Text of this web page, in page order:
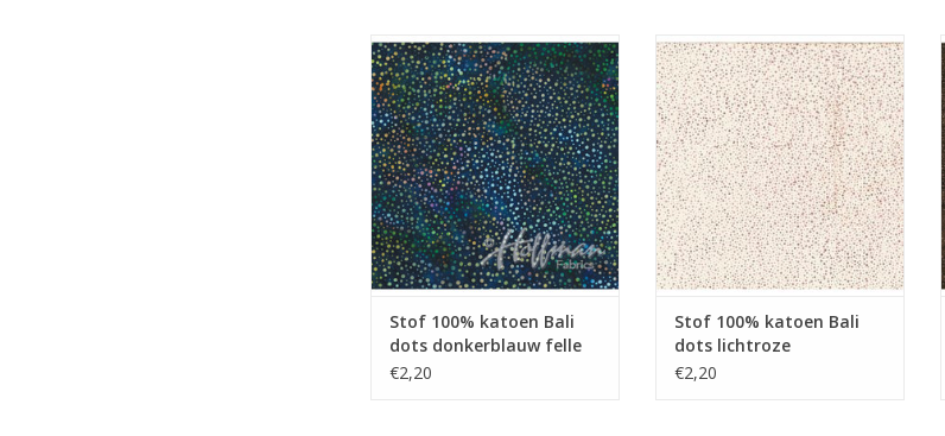
Stof 100% katoen Bali dots
donkerblauw felle kleuren
TOEVOEGEN AAN WINKELWAGEN
Stof 100% katoen Bali
dots donkerblauw felle
kleuren
€2,20
Stof 100% katoen Bali dots
lichtroze
TOEVOEGEN AAN WINKELWAGEN
Stof 100% katoen Bali
dots lichtroze
€2,20